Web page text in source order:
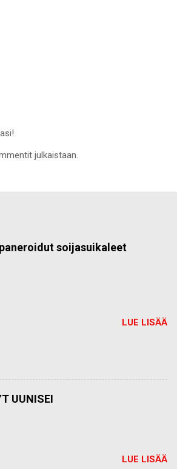
julkaistaan.
soijasuikaleet
LUE LISÄÄ
UUNISEI
LUE LISÄÄ